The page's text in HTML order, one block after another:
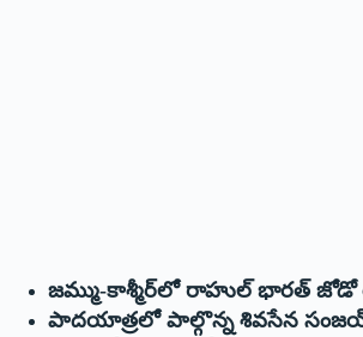
జమ్ము-కాశ్మీర్‌లో రాహుల్‌ ‌భారత్‌
పాదయాత్రలో పాల్గొన్న శివసేన